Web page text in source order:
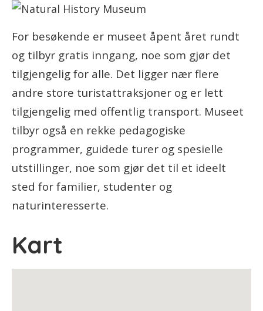
For besøkende er museet åpent året rundt
og tilbyr gratis inngang, noe som gjør det
tilgjengelig for alle. Det ligger nær flere
andre store turistattraksjoner og er lett
tilgjengelig med offentlig transport. Museet
tilbyr også en rekke pedagogiske
programmer, guidede turer og spesielle
utstillinger, noe som gjør det til et ideelt
sted for familier, studenter og
naturinteresserte.
Kart